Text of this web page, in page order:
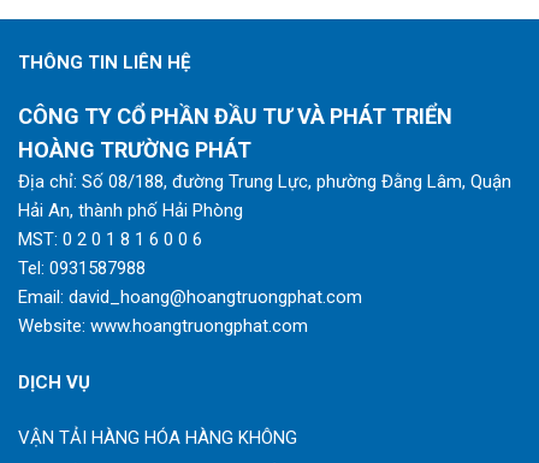
THÔNG TIN LIÊN HỆ
CÔNG TY CỔ PHẦN ĐẦU TƯ VÀ PHÁT TRIỂN
HOÀNG TRƯỜNG PHÁT
Địa chỉ: Số 08/188, đường Trung Lực, phường Đằng Lâm, Quận
Hải An, thành phố Hải Phòng
MST: 0 2 0 1 8 1 6 0 0 6
Tel: 0931587988
Email: david_hoang@hoangtruongphat.com
Website: www.hoangtruongphat.com
DỊCH VỤ
VẬN TẢI HÀNG HÓA HÀNG KHÔNG